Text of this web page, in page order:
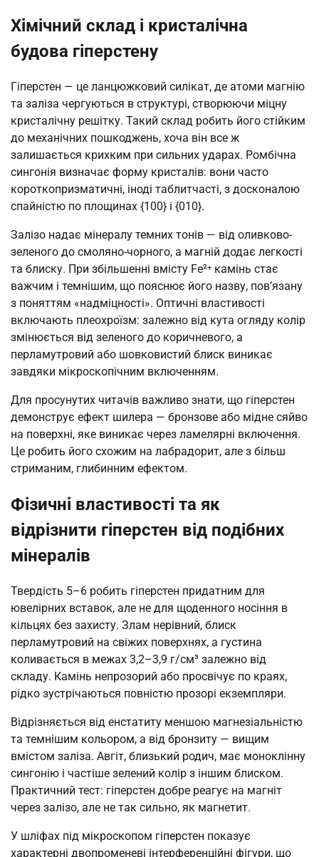
Хімічний склад і кристалічна
будова гіперстену
Гіперстен — це ланцюжковий силікат, де атоми магнію
та заліза чергуються в структурі, створюючи міцну
кристалічну решітку. Такий склад робить його стійким
до механічних пошкоджень, хоча він все ж
залишається крихким при сильних ударах. Ромбічна
сингонія визначає форму кристалів: вони часто
короткопризматичні, іноді таблитчасті, з досконалою
спайністю по площинах {100} і {010}.
Залізо надає мінералу темних тонів — від оливково-
зеленого до смоляно-чорного, а магній додає легкості
та блиску. При збільшенні вмісту Fe²⁺ камінь стає
важчим і темнішим, що пояснює його назву, пов’язану
з поняттям «надміцності». Оптичні властивості
включають плеохроїзм: залежно від кута огляду колір
змінюється від зеленого до коричневого, а
перламутровий або шовковистий блиск виникає
завдяки мікроскопічним включенням.
Для просунутих читачів важливо знати, що гіперстен
демонструє ефект шилера — бронзове або мідне сяйво
на поверхні, яке виникає через ламелярні включення.
Це робить його схожим на лабрадорит, але з більш
стриманим, глибинним ефектом.
Фізичні властивості та як
відрізнити гіперстен від подібних
мінералів
Твердість 5–6 робить гіперстен придатним для
ювелірних вставок, але не для щоденного носіння в
кільцях без захисту. Злам нерівний, блиск
перламутровий на свіжих поверхнях, а густина
коливається в межах 3,2–3,9 г/см³ залежно від
складу. Камінь непрозорий або просвічує по краях,
рідко зустрічаються повністю прозорі екземпляри.
Відрізняється від енстатиту меншою магнезіальністю
та темнішим кольором, а від бронзиту — вищим
вмістом заліза. Авгіт, близький родич, має моноклінну
сингонію і частіше зелений колір з іншим блиском.
Практичний тест: гіперстен добре реагує на магніт
через залізо, але не так сильно, як магнетит.
У шліфах під мікроскопом гіперстен показує
характерні двопроменеві інтерференційні фігури, що